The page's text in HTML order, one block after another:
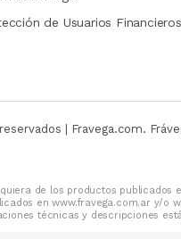
de Usuarios Financieros
| Fravega.com.
de los productos
en www.fravega.com.ar y/o
técnicas y descripciones